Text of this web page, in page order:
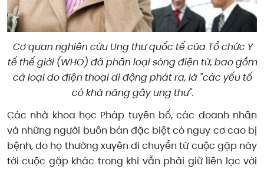
Cơ quan nghiên cứu Ung thư quốc tế của Tổ chức Y
tế thế giới (WHO) đã phân loại sóng điện từ, bao gồm
cả loại do điện thoại di động phát ra, là "các yếu tố
có khả năng gây ung thư".
Các nhà khoa học Pháp tuyên bố, các doanh nhân
và những người buôn bán đặc biệt có nguy cơ cao bị
bệnh, do họ thường xuyên di chuyển từ cuộc gặp này
tới cuộc gặp khác trong khi vẫn phải giữ liên lạc với